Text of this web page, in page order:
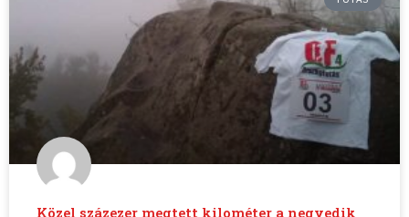
Közel százezer megtett kilométer a negyedik